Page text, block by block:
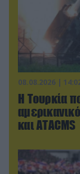
08.08.2026 |
Η Τουρκία
και ΑΤΑCMS